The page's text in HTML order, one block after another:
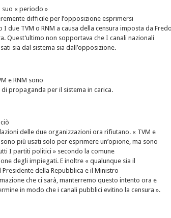
suo « periodo »
difficile per l’opposizione esprimersi
I due TVM o RNM a causa della censura imposta da Fredo
Quest’ultimo non sopportava che I canali nazionali
sia dal sistema sia dall’opposizione.
e RNM sono
di propaganda per il sistema in carica.
delle due organizzazioni ora rifiutano. « TVM e
più usati solo per esprimere un’opione, ma sono
I partiti politici » secondo la comune
degli impiegati. E inoltre « qualunque sia il
Presidente della Repubblica e il Ministro
che ci sarà, manterremo questo intento ora e
in modo che i canali pubblici evitino la censura ».